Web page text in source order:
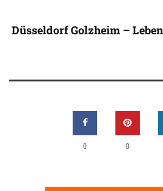
Düsseldorf Golzheim –
0 0